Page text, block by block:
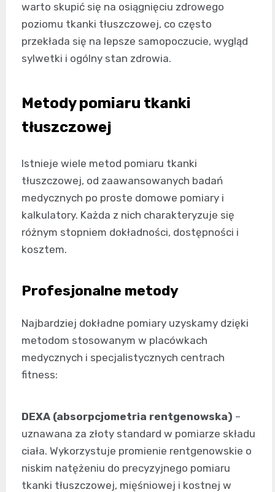
warto skupić się na osiągnięciu zdrowego
poziomu tkanki tłuszczowej, co często
przekłada się na lepsze samopoczucie, wygląd
sylwetki i ogólny stan zdrowia.
Metody pomiaru tkanki
tłuszczowej
Istnieje wiele metod pomiaru tkanki
tłuszczowej, od zaawansowanych badań
medycznych po proste domowe pomiary i
kalkulatory. Każda z nich charakteryzuje się
różnym stopniem dokładności, dostępności i
kosztem.
Profesjonalne metody
Najbardziej dokładne pomiary uzyskamy dzięki
metodom stosowanym w placówkach
medycznych i specjalistycznych centrach
fitness:
DEXA (absorpcjometria rentgenowska) –
uznawana za złoty standard w pomiarze składu
ciała. Wykorzystuje promienie rentgenowskie o
niskim natężeniu do precyzyjnego pomiaru
tkanki tłuszczowej, mięśniowej i kostnej w